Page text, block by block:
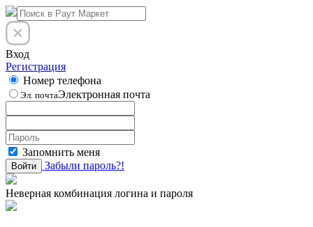
Вход
Регистрация
Номер телефона
Эл. почтаЭлектронная почта
Запомнить меня
Войти Забыли пароль?!
Неверная комбинация логина и пароля